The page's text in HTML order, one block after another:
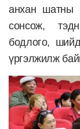
анхан шатны
сонсож,
бодлого,
үргэлжилж